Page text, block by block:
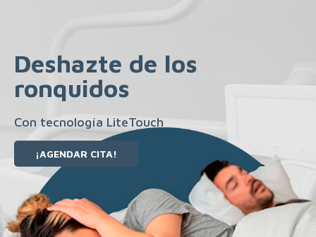
Deshazte de los
ronquidos
Con tecnología LiteTouch
¡AGENDAR CITA!